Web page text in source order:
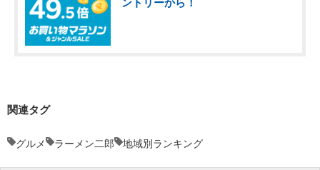
ントリーから！
関連タグ
グルメ ラーメン二郎 地域別ランキング